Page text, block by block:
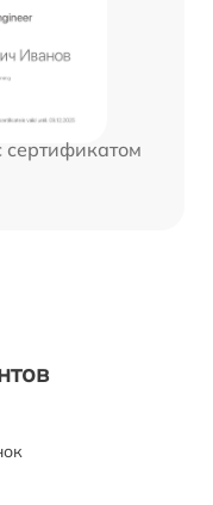
сертификатом